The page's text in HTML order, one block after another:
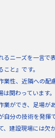
るニーズを一言で
と』です。
業性、近隣への配
関わっています。
業ができ、足場が
分の技術を発揮
、建設現場には欠